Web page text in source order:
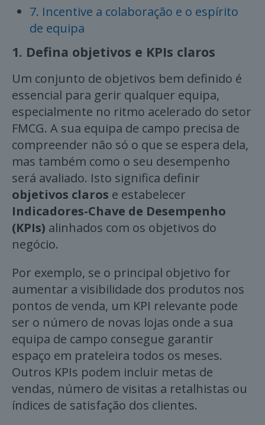
7. Incentive a colaboração e o espírito
de equipa
1. Defina objetivos e KPIs claros
Um conjunto de objetivos bem definido é
essencial para gerir qualquer equipa,
especialmente no ritmo acelerado do setor
FMCG. A sua equipa de campo precisa de
compreender não só o que se espera dela,
mas também como o seu desempenho
será avaliado. Isto significa definir
objetivos claros e estabelecer
Indicadores-Chave de Desempenho
(KPIs) alinhados com os objetivos do
negócio.
Por exemplo, se o principal objetivo for
aumentar a visibilidade dos produtos nos
pontos de venda, um KPI relevante pode
ser o número de novas lojas onde a sua
equipa de campo consegue garantir
espaço em prateleira todos os meses.
Outros KPIs podem incluir metas de
vendas, número de visitas a retalhistas ou
índices de satisfação dos clientes.